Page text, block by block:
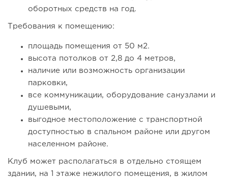
Отзыв SSL-сертификатов у банков: как это влияет на
российский...
оборотных средств на год.
Требования к помещению:
площадь помещения от 50 м2.
высота потолков от 2,8 до 4 метров,
наличие или возможность организации
парковки,
все коммуникации, оборудование санузлами и
душевыми,
выгодное местоположение с транспортной
доступностью в спальном районе или другом
населенном районе.
Клуб может располагаться в отдельно стоящем
здании, на 1 этаже нежилого помещения, в жилом